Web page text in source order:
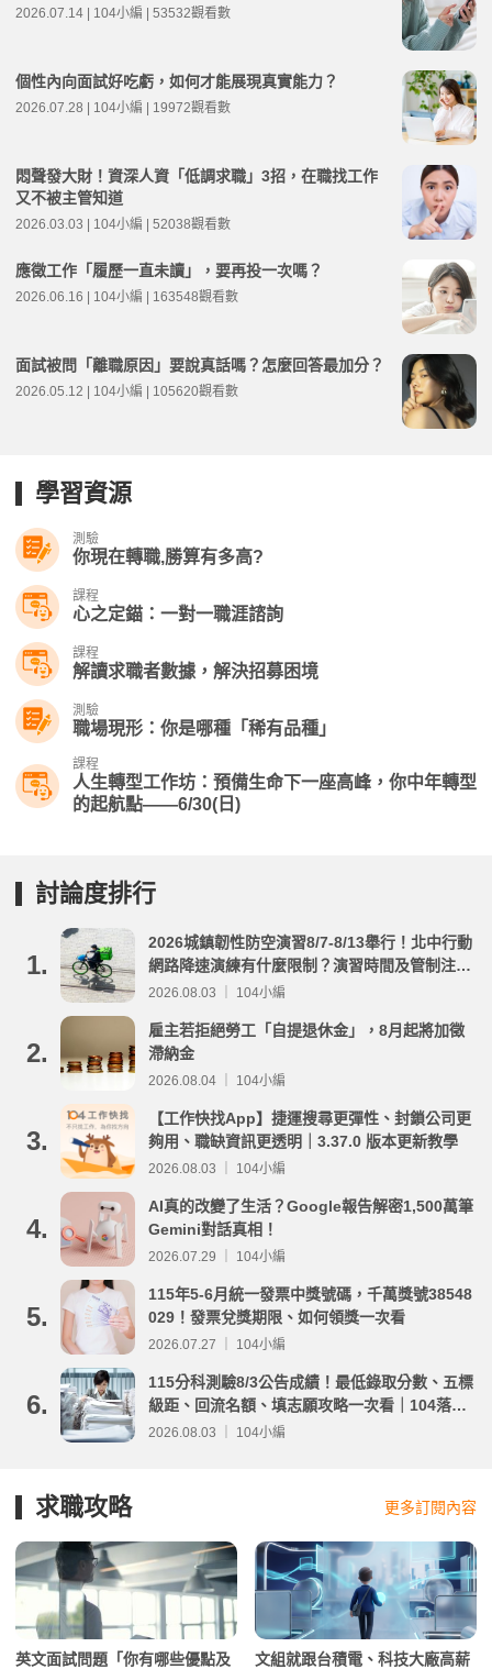
2026.07.14 | 104小編 | 53532觀看數
個性內向面試好吃虧，如何才能展現真實能力？
2026.07.28 | 104小編 | 19972觀看數
悶聲發大財！資深人資「低調求職」3招，在職找工作
又不被主管知道
2026.03.03 | 104小編 | 52038觀看數
應徵工作「履歷一直未讀」，要再投一次嗎？
2026.06.16 | 104小編 | 163548觀看數
面試被問「離職原因」要說真話嗎？怎麼回答最加分？
2026.05.12 | 104小編 | 105620觀看數
學習資源
測驗
你現在轉職,勝算有多高?
課程
心之定錨：一對一職涯諮詢
課程
解讀求職者數據，解決招募困境
測驗
職場現形：你是哪種「稀有品種」
課程
人生轉型工作坊：預備生命下一座高峰，你中年轉型
的起航點——6/30(日)
討論度排行
1.
2026城鎮韌性防空演習8/7-8/13舉行！北中行動
網路降速演練有什麼限制？演習時間及管制注意
事項整理
2026.08.03 ｜ 104小編
2.
雇主若拒絕勞工「自提退休金」，8月起將加徵
滯納金
2026.08.04 ｜ 104小編
3.
【工作快找App】捷運搜尋更彈性、封鎖公司更
夠用、職缺資訊更透明｜3.37.0 版本更新教學
2026.08.03 ｜ 104小編
4.
AI真的改變了生活？Google報告解密1,500萬筆
Gemini對話真相！
2026.07.29 ｜ 104小編
5.
115年5-6月統一發票中獎號碼，千萬獎號38548
029！發票兌獎期限、如何領獎一次看
2026.07.27 ｜ 104小編
6.
115分科測驗8/3公告成績！最低錄取分數、五標
級距、回流名額、填志願攻略一次看｜104落點
分析
2026.08.03 ｜ 104小編
求職攻略 更多訂閱內容
英文面試問題「你有哪些優點及
文組就跟台積電、科技大廠高薪